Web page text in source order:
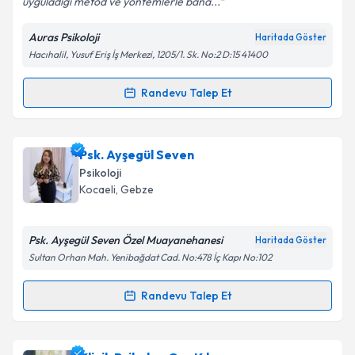
Kişisel verilerimin işlenmesine ilişkin
Aydınlatma
Metni'ni okudum ve kişisel verilerimin belirtilen
kapsamda işlenmesini kabul ediyorum.
Auras Psikoloji Haritada Göster
Hacıhalil, Yusuf Eriş İş Merkezi, 1205/1. Sk. No:2 D:15 41400
Randevu Talep Et
Randevu Takvimi Talebi
Klinik Psikolog Miraç Özkan
talebi oluşturun. Size bu uzmandan randevu almanız
için bir takvim hazırlandığında e-posta ile
bilgilendireceğiz.
E-posta Adresiniz
Kişisel verilerimin işlenmesine ilişkinAydınlatma
kapsamda işlenmesini kabul ediyorum.
Psk. Ayşegül Seven
Psikoloji
Kocaeli, Gebze
Psk. Ayşegül Seven Özel Muayanehanesi Haritada Göster
Sultan Orhan Mah. Yenibağdat Cad. No:478 İç Kapı No:102
Randevu Talep Et
Randevu Takvimi Talebi